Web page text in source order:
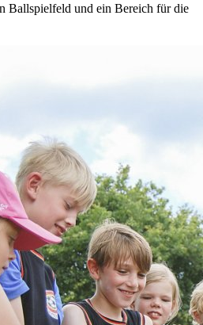
Ballspielfeld und ein Bereich für die